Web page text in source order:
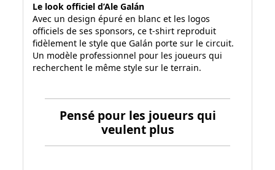
Le look officiel d’Ale Galán
Avec un design épuré en blanc et les logos
officiels de ses sponsors, ce t-shirt reproduit
fidèlement le style que Galán porte sur le circuit.
Un modèle professionnel pour les joueurs qui
recherchent le même style sur le terrain.
Pensé pour les joueurs qui
veulent plus